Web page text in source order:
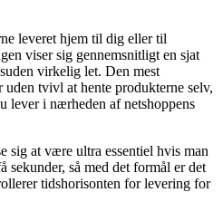
leveret hjem til dig eller til
viser sig gennemsnitligt en sjat
virkelig let. Den mest
tvivl at hente produkterne selv,
lever i nærheden af netshoppens
sig at være ultra essentiel hvis man
sekunder, så med det formål er det
tidshorisonten for levering for